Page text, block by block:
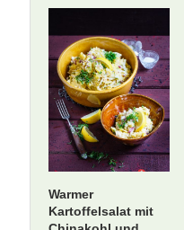
Warmer
Kartoffelsalat mit